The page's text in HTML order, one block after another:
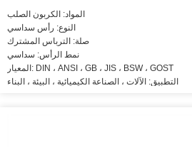
المواد: الكربون الصلب
النوع: رأس سداسي
صلة: الترباس المشترك
نمط الرأس: سداسي
المعيار: DIN ، ANSI ، GB ، JIS ، BSW ، GOST
التطبيق: الآلات ، الصناعة الكيميائية ، البيئة ، البناء